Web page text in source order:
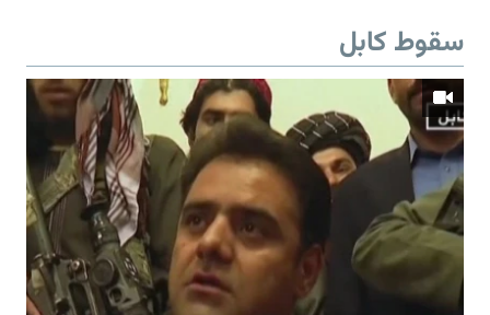
سقوط کابل